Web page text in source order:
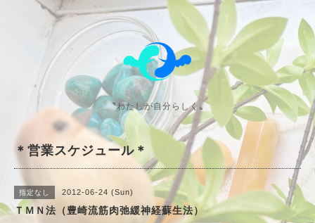
〝わたしが自分らしく〟
＊営業スケジュール＊
指定なし 2012-06-24 (Sun)
ＴＭＮ法（豊崎流筋肉弛緩神経蘇生法）